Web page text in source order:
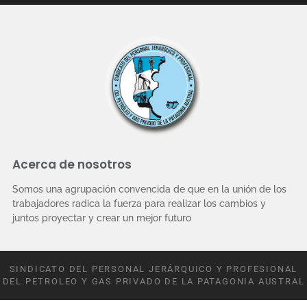
Acerca de nosotros
Somos una agrupación convencida de que en la unión de los
trabajadores radica la fuerza para realizar los cambios y
juntos proyectar y crear un mejor futuro
SINDICATO DEL PERSONAL JERÁRQUICO Y PROFESIONAL
DEL PETROLEO Y GAS PRIVADO DE LA PATAGONIA AUSTRAL